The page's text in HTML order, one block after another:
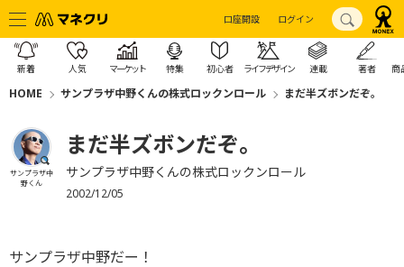
口座開設 ログイン
新着 人気 マーケット 特集 初心者 ライフデザイン 連載 著者 商
HOME サンプラザ中野くんの株式ロックンロール まだ半ズボンだぞ。
サンプラザ中
野くん
まだ半ズボンだぞ。
サンプラザ中野くんの株式ロックンロール
2002/12/05
サンプラザ中野だー！